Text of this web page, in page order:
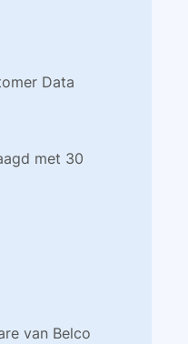
Data
met 30
van Belco